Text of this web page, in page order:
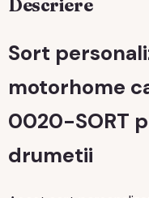
Descriere
Sort
motorhome
0020-SORT
drumetii